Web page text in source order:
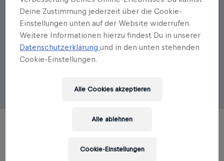
Seymour Hersh, geboren 1937 in Chicago,
profiliertester Aufdeckerjournalist der USA, arbeitete
u.a. für den New Yorker, die New York Times. Er
schrieb Schlüssel-Artikel über den Umsturz in Chile,
Watergate, die Kennedys, My Lai, die kriminellen
TITEL DES AUTORS
Deine Zustimmung jederzeit über die Cookie-
Einstellungen unten auf der Website widerrufen.
Weitere Informationen hierzu findest Du in unserer
Datenschutzerklärungund in den unten stehenden
Cookie-Einstellungen.
Alle ablehnen
Alle Cookies akzeptieren
Cookie-Einstellungen